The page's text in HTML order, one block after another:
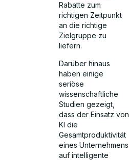
Rabatte zum
richtigen Zeitpunkt
an die richtige
Zielgruppe zu
liefern.
Darüber hinaus
haben einige
seriöse
wissenschaftliche
Studien gezeigt,
dass der Einsatz von
KI die
Gesamtproduktivität
eines Unternehmens
auf intelligente